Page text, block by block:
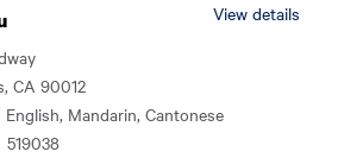
CA 90012
English, Mandarin, Cantonese
519038
View details